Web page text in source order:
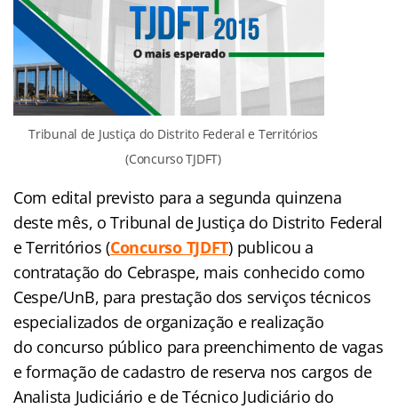
Tribunal de Justiça do Distrito Federal e Territórios
(Concurso TJDFT)
Com edital previsto para a segunda quinzena
deste mês, o Tribunal de Justiça do Distrito Federal
e Territórios (Concurso TJDFT)publicou a
contratação do Cebraspe, mais conhecido como
Cespe/UnB, para prestação dos serviços técnicos
especializados de organização e realização
do concurso público para preenchimento de vagas
e formação de cadastro de reserva nos cargos de
Analista Judiciário e de Técnico Judiciário do